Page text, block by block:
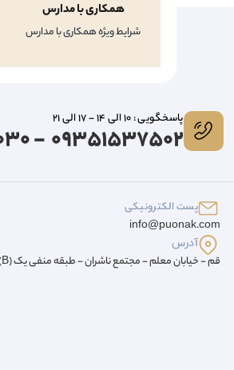
همکاری با مدارس
شرایط ویژه همکاری با مدارس
پاسخگویی : 10 الی 14 - 17 الی 21
09351537502 - 02532403030
پست الکترونیکی
info@puonak.com
آدرس
قم - خیابان معلم - مجتمع ناشران - طبقه منفی یک (B) - پلاک 22 و 23